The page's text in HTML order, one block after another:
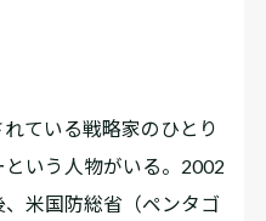
ている戦略家のひとり
いう人物がいる。2‌0‌0‌2
米国防総省（ペンタゴ